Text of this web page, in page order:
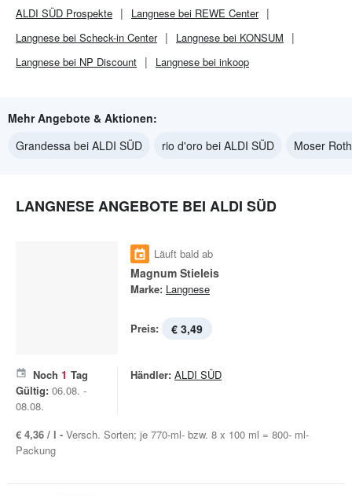
ALDI SÜD Prospekte
Langnese bei REWE Center
Langnese bei Scheck-in Center
Langnese bei KONSUM
Langnese bei NP Discount
Langnese bei inkoop
Mehr Angebote & Aktionen:
Grandessa bei ALDI SÜD
rio d'oro bei ALDI SÜD Moser
LANGNESE ANGEBOTE BEI ALDI SÜD
Läuft bald ab
Magnum Stieleis
Marke: Langnese
Preis: € 3,49
Noch 1 Tag
Gültig: 06.08. -
08.08.
Händler: ALDI SÜD
€ 4,36 / l - Versch. Sorten; je 770-ml- bzw. 8 x 100 ml = 800- ml-
Packung